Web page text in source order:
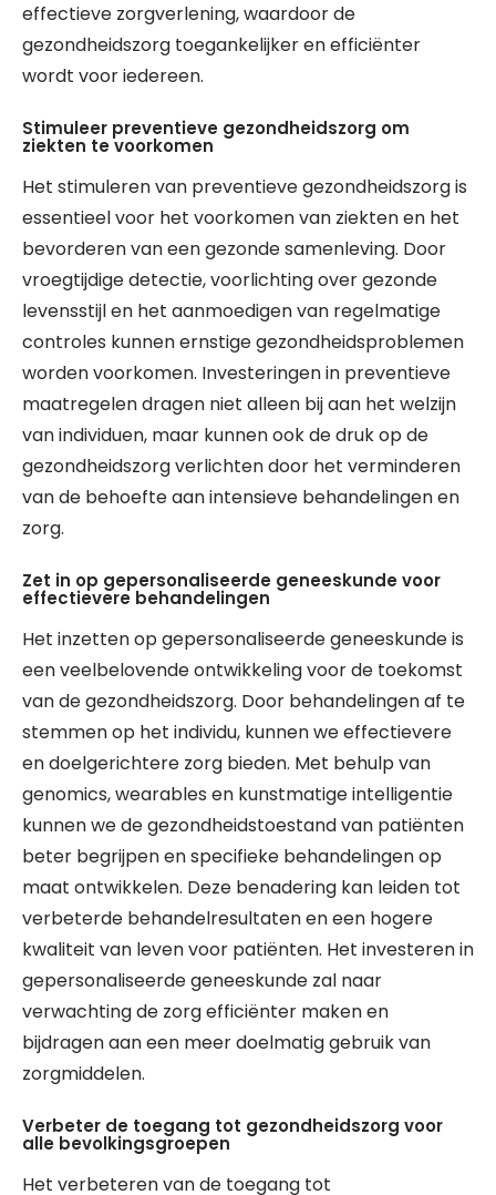
effectieve zorgverlening, waardoor de
gezondheidszorg toegankelijker en efficiënter
wordt voor iedereen.
Stimuleer preventieve gezondheidszorg om
ziekten te voorkomen
Het stimuleren van preventieve gezondheidszorg is
essentieel voor het voorkomen van ziekten en het
bevorderen van een gezonde samenleving. Door
vroegtijdige detectie, voorlichting over gezonde
levensstijl en het aanmoedigen van regelmatige
controles kunnen ernstige gezondheidsproblemen
worden voorkomen. Investeringen in preventieve
maatregelen dragen niet alleen bij aan het welzijn
van individuen, maar kunnen ook de druk op de
gezondheidszorg verlichten door het verminderen
van de behoefte aan intensieve behandelingen en
zorg.
Zet in op gepersonaliseerde geneeskunde voor
effectievere behandelingen
Het inzetten op gepersonaliseerde geneeskunde is
een veelbelovende ontwikkeling voor de toekomst
van de gezondheidszorg. Door behandelingen af te
stemmen op het individu, kunnen we effectievere
en doelgerichtere zorg bieden. Met behulp van
genomics, wearables en kunstmatige intelligentie
kunnen we de gezondheidstoestand van patiënten
beter begrijpen en specifieke behandelingen op
maat ontwikkelen. Deze benadering kan leiden tot
verbeterde behandelresultaten en een hogere
kwaliteit van leven voor patiënten. Het investeren in
gepersonaliseerde geneeskunde zal naar
verwachting de zorg efficiënter maken en
bijdragen aan een meer doelmatig gebruik van
zorgmiddelen.
Verbeter de toegang tot gezondheidszorg voor
alle bevolkingsgroepen
Het verbeteren van de toegang tot